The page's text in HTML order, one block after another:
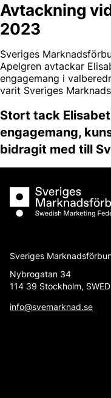
Avtackning
2023
Sveriges
Apelgren avtackar
engagemang i
varit Sveriges
Stort tack
engagemang,
bidragit med till
Sveriges
Sveriges
Nybrogatan 34
114 39 Stockholm,
info@svemarknad.se